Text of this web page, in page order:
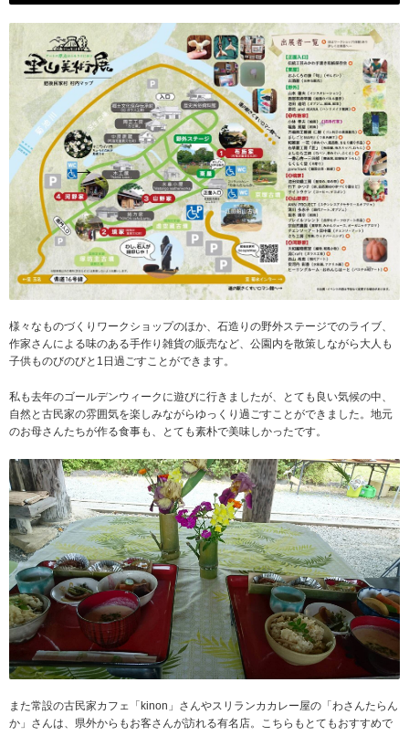
様々なものづくりワークショップのほか、石造りの野外ステージでのライブ、
作家さんによる味のある手作り雑貨の販売など、公園内を散策しながら大人も
子供ものびのびと1日過ごすことができます。
私も去年のゴールデンウィークに遊びに行きましたが、とても良い気候の中、
自然と古民家の雰囲気を楽しみながらゆっくり過ごすことができました。地元
のお母さんたちが作る食事も、とても素朴で美味しかったです。
また常設の古民家カフェ「kinon」さんやスリランカカレー屋の「わさんたらん
か」さんは、県外からもお客さんが訪れる有名店。こちらもとてもおすすめで